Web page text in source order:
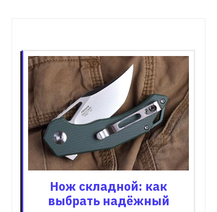
Нож складной: как
выбрать надёжный